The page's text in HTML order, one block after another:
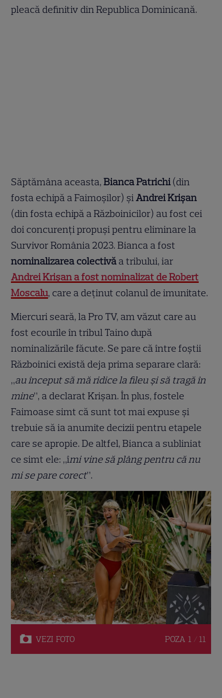
pleacă definitiv din Republica Dominicană.
Săptămâna aceasta,BiancaPatrichi(din
fosta echipă a Faimoșilor) șiAndrei Krișan
(din fosta echipă a Războinicilor) au fost cei
doi concurenți propuși pentru eliminare la
Survivor România 2023. Bianca a fost
nominalizarea colectivă a tribului, iar
Andrei Krișan a fost nominalizat de Robert
Moscalu, care a deținut colanul de imunitate.
Miercuri seară, la Pro TV, am văzut care au
fost ecourile în tribul Taino după
nominalizările făcute. Se pare că între foștii
Războinici există deja prima separare clară:
„au început să mă ridice la fileu și să tragă în
mine”, a declarat Krișan. În plus, fostele
Faimoase simt că sunt tot mai expuse și
trebuie să ia anumite decizii pentru etapele
care se apropie. De altfel, Bianca a subliniat
ce simt ele: „îmi vine să plâng pentru că nu
mi se pare corect”.
VEZI FOTO POZA 1 / 11